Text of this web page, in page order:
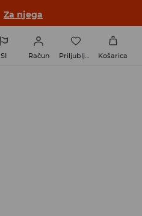
Za njega
SI Račun Priljubljene Košarica